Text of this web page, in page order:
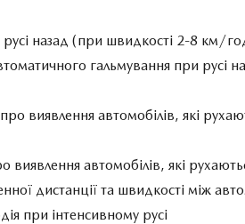
назад (при швидкості 2-8 км/
гальмування при русі
виявлення автомобілів, які
автомобілів, які
дистанції та швидкості між
при інтенсивному русі